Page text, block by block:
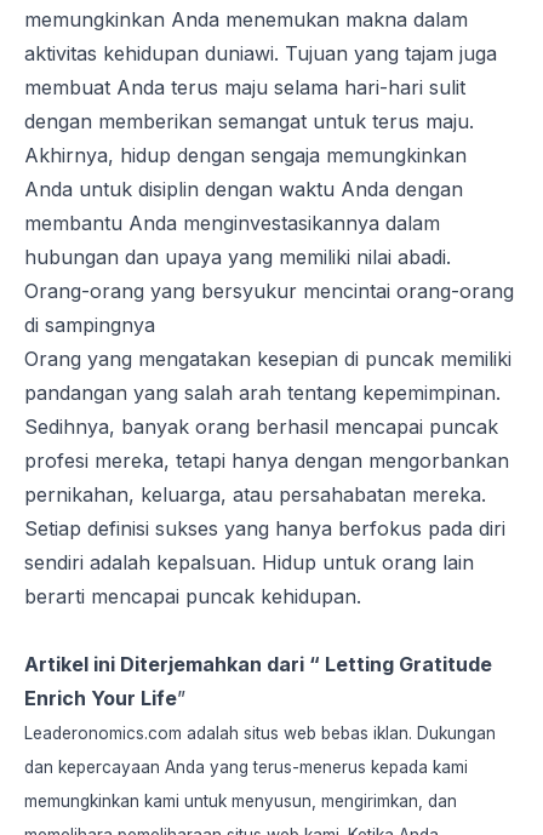
memungkinkan Anda menemukan makna dalam
aktivitas kehidupan duniawi. Tujuan yang tajam juga
membuat Anda terus maju selama hari-hari sulit
dengan memberikan semangat untuk terus maju.
Akhirnya, hidup dengan sengaja memungkinkan
Anda untuk disiplin dengan waktu Anda dengan
membantu Anda menginvestasikannya dalam
hubungan dan upaya yang memiliki nilai abadi.
Orang-orang yang bersyukur mencintai orang-orang
di sampingnya
Orang yang mengatakan kesepian di puncak memiliki
pandangan yang salah arah tentang kepemimpinan.
Sedihnya, banyak orang berhasil mencapai puncak
profesi mereka, tetapi hanya dengan mengorbankan
pernikahan, keluarga, atau persahabatan mereka.
Setiap definisi sukses yang hanya berfokus pada diri
sendiri adalah kepalsuan. Hidup untuk orang lain
berarti mencapai puncak kehidupan.
Artikel ini Diterjemahkan dari “ Letting Gratitude
Enrich Your Life”
Leaderonomics.com adalah situs web bebas iklan. Dukungan
dan kepercayaan Anda yang terus-menerus kepada kami
memungkinkan kami untuk menyusun, mengirimkan, dan